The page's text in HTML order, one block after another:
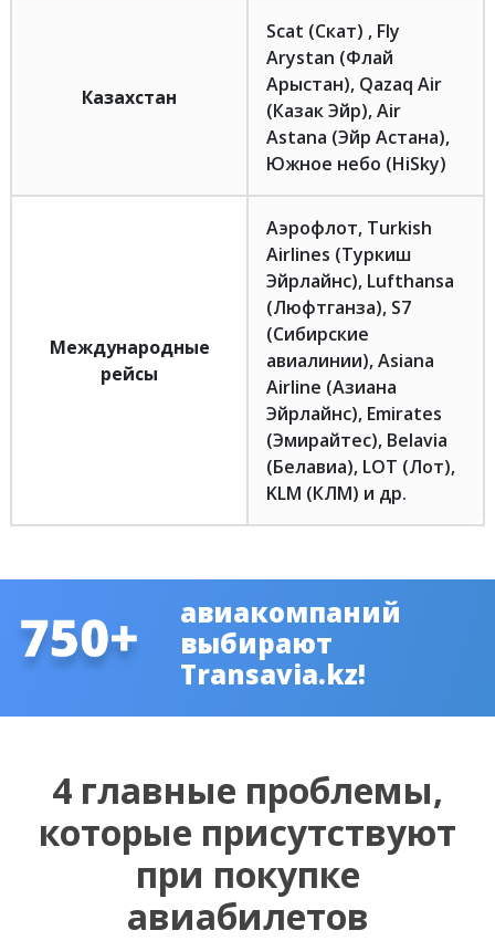
Казахстан
Scat (Скат) , Fly
Arystan (Флай
Арыстан), Qazaq Air
(Казак Эйр), Air
Astana (Эйр Астана),
Южное небо (HiSky)
Международные
рейсы
Аэрофлот, Turkish
Airlines (Туркиш
Эйрлайнс), Lufthansa
(Люфтганза), S7
(Сибирские
авиалинии), Asiana
Airline (Азиана
Эйрлайнс), Emirates
(Эмирайтес), Belavia
(Белавиа), LOT (Лот),
KLM (КЛМ) и др.
авиакомпаний
выбирают
Transavia.kz!
4 главные проблемы,
которые присутствуют
при покупке
авиабилетов